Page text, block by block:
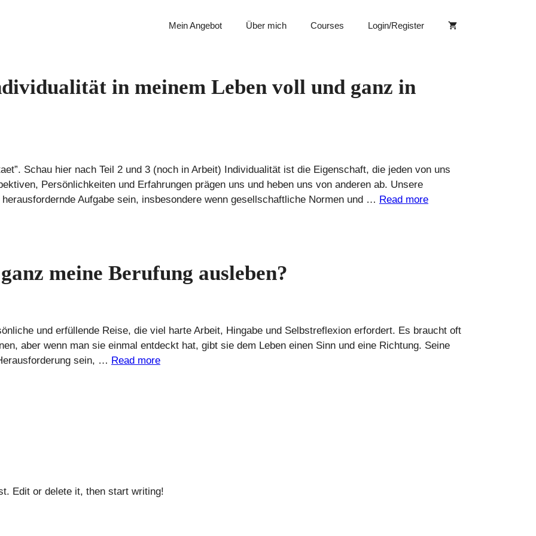
Mein Angebot Über mich Courses Login/Register
in meinem Leben voll und ganz in
Schau hier nach Teil 2 und 3 (noch in Arbeit) Individualität ist die Eigenschaft, die jeden von uns
Persönlichkeiten und Erfahrungen prägen uns und heben uns von anderen ab. Unsere
Aufgabe sein, insbesondere wenn gesellschaftliche Normen und … Read more
meine Berufung ausleben?
und erfüllende Reise, die viel harte Arbeit, Hingabe und Selbstreflexion erfordert. Es braucht oft
aber wenn man sie einmal entdeckt hat, gibt sie dem Leben einen Sinn und eine Richtung. Seine
sein, … Read more
Edit or delete it, then start writing!